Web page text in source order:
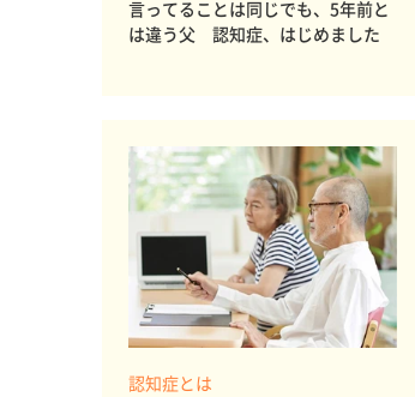
言ってることは同じでも、5年前と
は違う父 認知症、はじめました
認知症とは